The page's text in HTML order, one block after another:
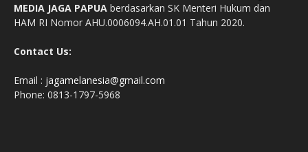
MEDIA JAGA PAPUA berdasarkan SK Menteri Hukum dan
HAM RI Nomor AHU.0006094.AH.01.01 Tahun 2020.
Contact Us:
Email : jagamelanesia@gmail.com
Phone: 0813-1797-5968